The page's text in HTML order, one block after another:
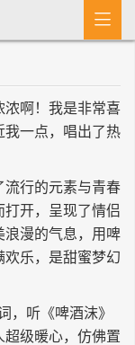

浓啊！我是非常喜
我一点，唱出了热
流行的元素与青春
打开，呈现了情侣
浪漫的气息，用啤
乐，是甜蜜梦幻
，听《啤酒沫》
级暖心，仿佛置